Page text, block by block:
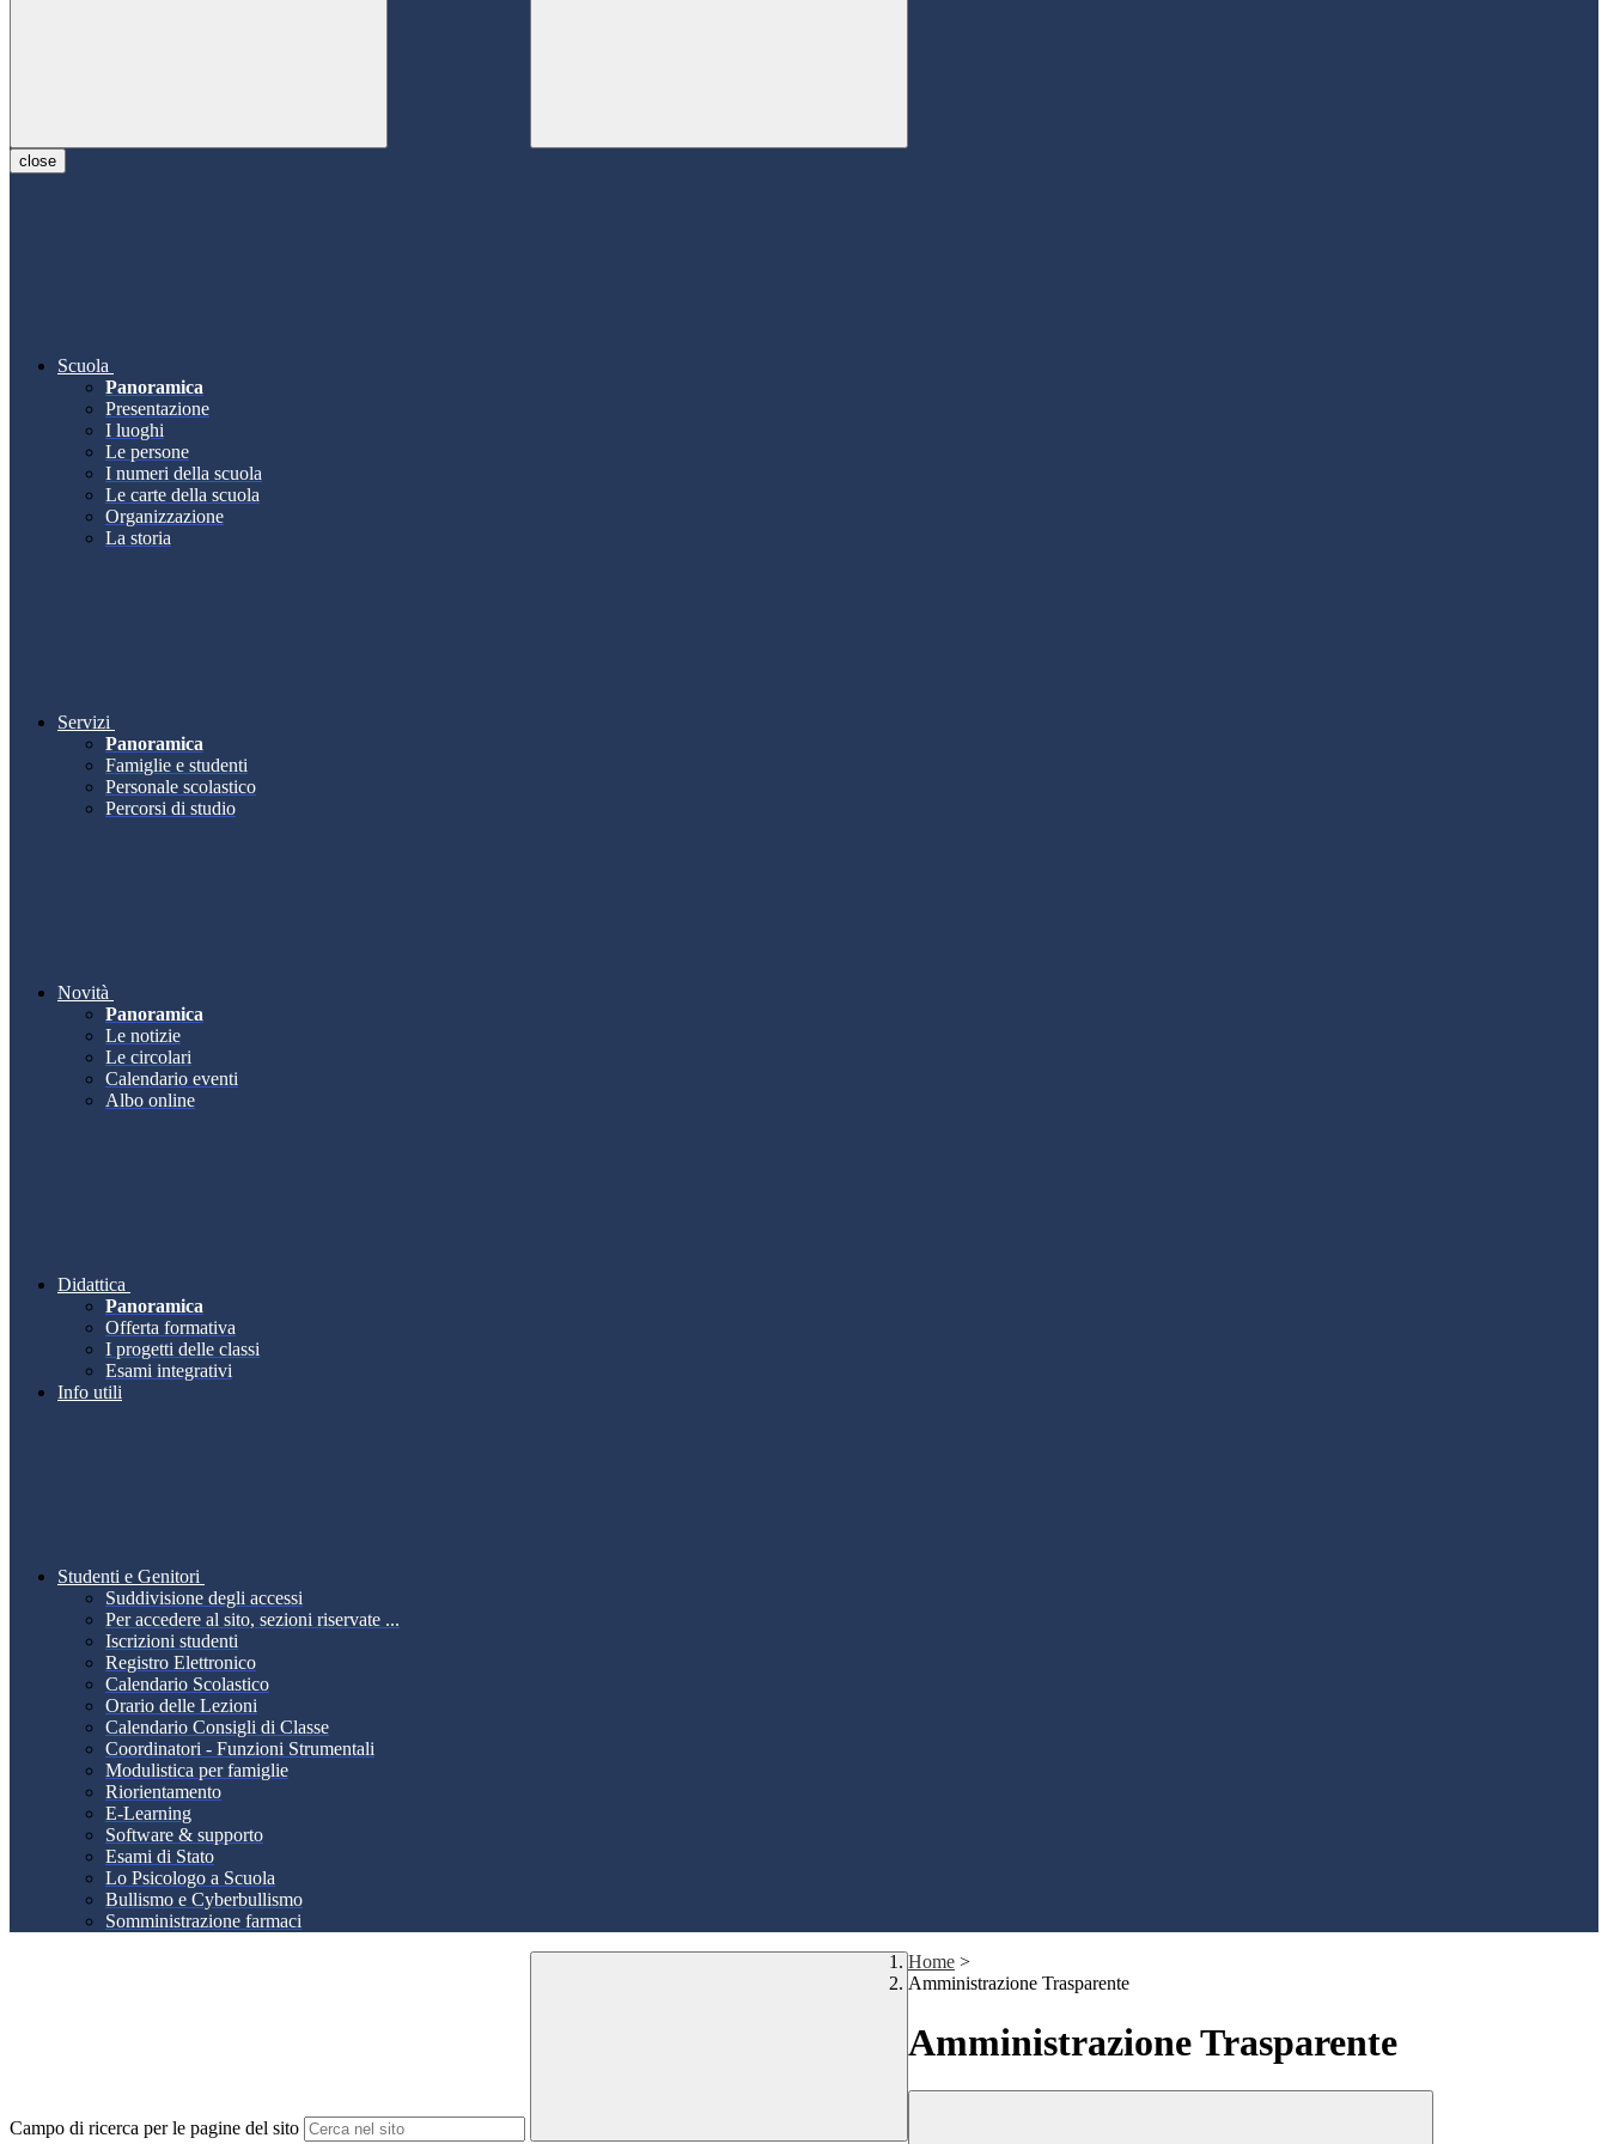
close
Scuola
Panoramica
Presentazione
I luoghi
Le persone
I numeri della scuola
Le carte della scuola
Organizzazione
La storia
Servizi
Panoramica
Famiglie e studenti
Personale scolastico
Percorsi di studio
Novità
Panoramica
Le notizie
Le circolari
Calendario eventi
Albo online
Didattica
Panoramica
Offerta formativa
I progetti delle classi
Esami integrativi
Info utili
Studenti e Genitori
Suddivisione degli accessi
Per accedere al sito, sezioni riservate ...
Iscrizioni studenti
Registro Elettronico
Calendario Scolastico
Orario delle Lezioni
Calendario Consigli di Classe
Coordinatori - Funzioni Strumentali
Modulistica per famiglie
Riorientamento
E-Learning
Software & supporto
Esami di Stato
Lo Psicologo a Scuola
Bullismo e Cyberbullismo
Somministrazione farmaci
Campo di ricerca per le pagine del sito
Home >
Amministrazione Trasparente
Amministrazione Trasparente